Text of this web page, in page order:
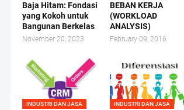
Baja Hitam: Fondasi
yang Kokoh untuk
Bangunan Berkelas
November 20, 2023
BEBAN KERJA
(WORKLOAD
ANALYSIS)
February 09, 2016
INDUSTRI DAN JASA INDUSTRI DAN JASA